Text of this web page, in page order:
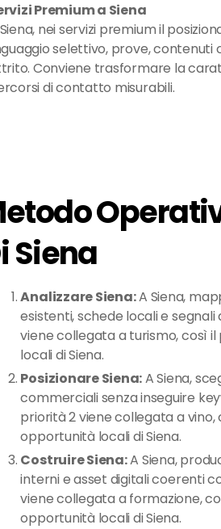
Premium a Siena
nei servizi premium il
selettivo, prove, contenuti
Conviene trasformare la
di contatto misurabili.
Siena
Analizzare Siena:A Siena,
esistenti, schede locali e segnali
viene collegata a turismo, così
locali di Siena.
Posizionare Siena:A Siena,
commerciali senza inseguire
priorità 2 viene collegata a
opportunità locali di Siena.
Costruire Siena:A Siena,
interni e asset digitali coerenti
viene collegata a formazione,
opportunità locali di Siena.